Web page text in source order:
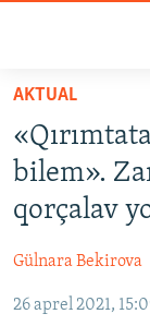
Esas
qaytmaq
Baş
navigatsiyağa
qaytmaq
Qıdıruvğa
SİYASET
İQTİSADİYAT
MEDENİYET
İNSAN AQLARI
AKTUAL
bilem».
qorçalav
Gülnara Bekirova
26 aprel 2021,